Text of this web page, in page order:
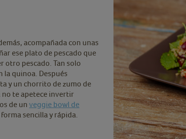
acompañada con unas
ese plato de pescado que
otro pescado. Tan solo
la quinoa. Después
y un chorrito de zumo de
no te apetece invertir
de un veggie bowl de
sencilla y rápida.